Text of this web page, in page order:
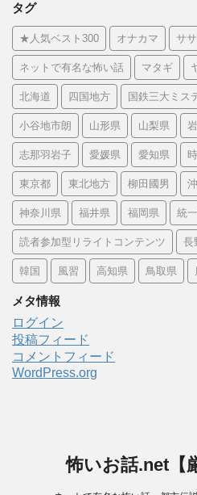
タグ
★人気ベスト300 オナカマ サ
ネットで有名な怖い話 マタギ
北海道 四国地方 国鉄三大ミス
小谷地市朗 山形県 山梨県
志那羽岩子 愛媛県 愛知県
東京都 東北地方 柳田國男
神奈川県 福井県 福岡県 統
読者参加型リライトコンテンツ 長
韓国 風習 高知県 鳥取県
メタ情報
ログイン
投稿フィード
コメントフィード
WordPress.org
怖いお話.net【